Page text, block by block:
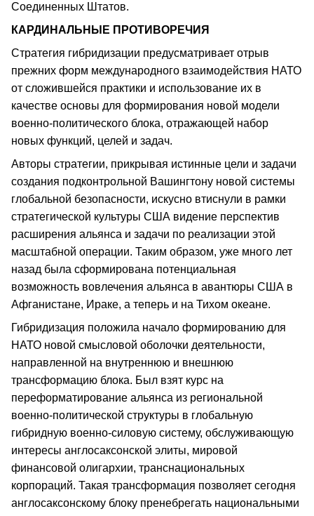
Соединенных Штатов.
КАРДИНАЛЬНЫЕ ПРОТИВОРЕЧИЯ
Стратегия гибридизации предусматривает отрыв
прежних форм международного взаимодействия НАТО
от сложившейся практики и использование их в
качестве основы для формирования новой модели
военно-политического блока, отражающей набор
новых функций, целей и задач.
Авторы стратегии, прикрывая истинные цели и задачи
создания подконтрольной Вашингтону новой системы
глобальной безопасности, искусно втиснули в рамки
стратегической культуры США видение перспектив
расширения альянса и задачи по реализации этой
масштабной операции. Таким образом, уже много лет
назад была сформирована потенциальная
возможность вовлечения альянса в авантюры США в
Афганистане, Ираке, а теперь и на Тихом океане.
Гибридизация положила начало формированию для
НАТО новой смысловой оболочки деятельности,
направленной на внутреннюю и внешнюю
трансформацию блока. Был взят курс на
переформатирование альянса из региональной
военно-политической структуры в глобальную
гибридную военно-силовую систему, обслуживающую
интересы англосаксонской элиты, мировой
финансовой олигархии, транснациональных
корпораций. Такая трансформация позволяет сегодня
англосаксонскому блоку пренебрегать национальными